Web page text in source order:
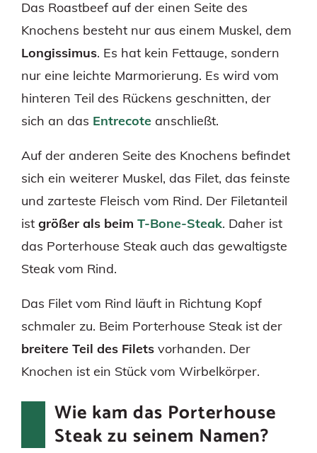
Das Roastbeef auf der einen Seite des
Knochens besteht nur aus einem Muskel, dem
Longissimus. Es hat kein Fettauge, sondern
nur eine leichte Marmorierung. Es wird vom
hinteren Teil des Rückens geschnitten, der
sich an das Entrecote anschließt.
Auf der anderen Seite des Knochens befindet
sich ein weiterer Muskel, das Filet, das feinste
und zarteste Fleisch vom Rind. Der Filetanteil
ist größer als beim T-Bone-Steak. Daher ist
das Porterhouse Steak auch das gewaltigste
Steak vom Rind.
Das Filet vom Rind läuft in Richtung Kopf
schmaler zu. Beim Porterhouse Steak ist der
breitere Teil des Filets vorhanden. Der
Knochen ist ein Stück vom Wirbelkörper.
Wie kam das Porterhouse
Steak zu seinem Namen?